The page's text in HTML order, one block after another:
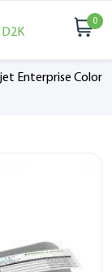
0
Enterprise Color